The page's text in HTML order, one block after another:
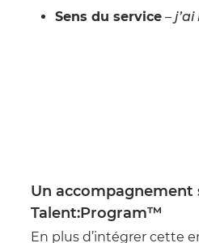
Sens du service –
Un accompagnement
Talent:Program™
En plus d’intégrer cette